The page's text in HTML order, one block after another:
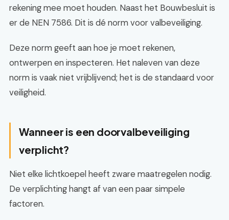
rekening mee moet houden. Naast het Bouwbesluit is
er de NEN 7586. Dit is dé norm voor valbeveiliging.
Deze norm geeft aan hoe je moet rekenen,
ontwerpen en inspecteren. Het naleven van deze
norm is vaak niet vrijblijvend; het is de standaard voor
veiligheid.
Wanneer is een doorvalbeveiliging
verplicht?
Niet elke lichtkoepel heeft zware maatregelen nodig.
De verplichting hangt af van een paar simpele
factoren.